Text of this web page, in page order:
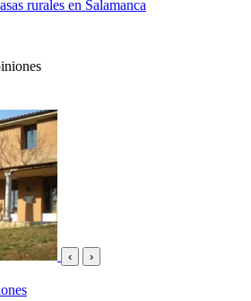
rurales en Salamanca
‹ ›